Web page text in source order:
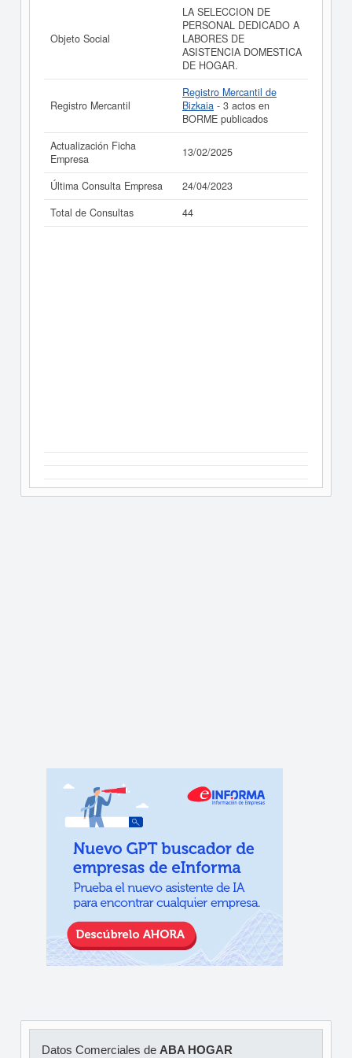
La última actualización del informe de empresa se ha
realizado el 13/02/2025.
Objeto Social
LA SELECCION DE
PERSONAL DEDICADO A
LABORES DE
ASISTENCIA DOMESTICA
DE HOGAR.
Registro Mercantil
Registro Mercantil de
Bizkaia - 3 actos en
BORME publicados
Actualización Ficha
Empresa
13/02/2025
Última Consulta Empresa
24/04/2023
Total de Consultas
44
Datos Comerciales de ABA HOGAR